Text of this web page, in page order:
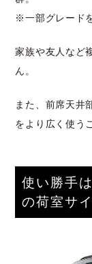
※一部グレード
家族や友人など
ん。
また、前席天井
をより広く使う
使い勝手
の荷室サ